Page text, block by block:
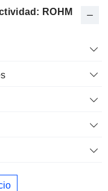
ROHM